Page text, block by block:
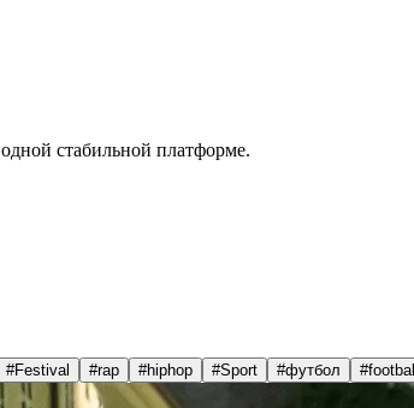
стабильной платформе.
#Festival #rap #hiphop #Sport #футбол #